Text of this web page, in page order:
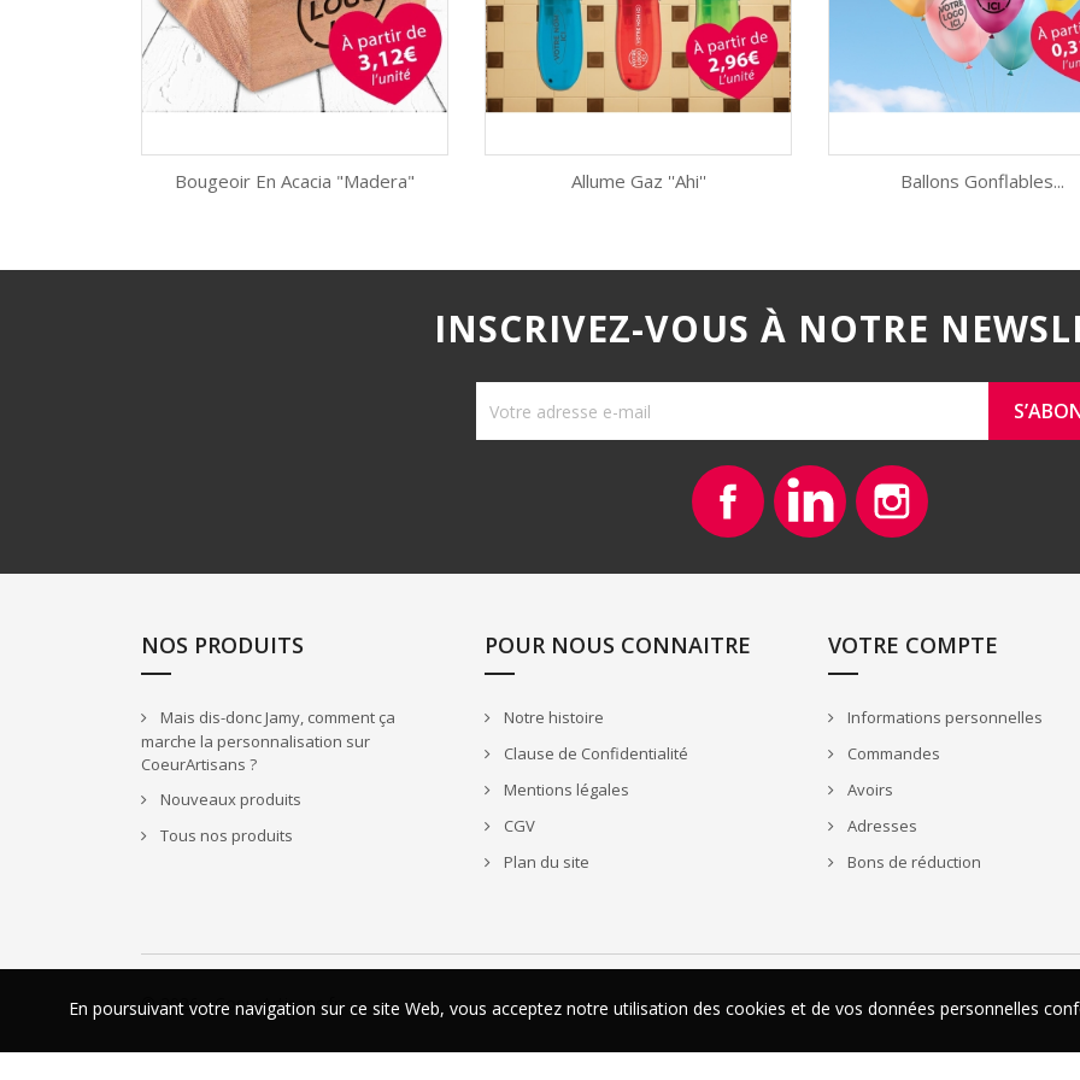
En poursuivant votre navigation sur ce site Web, vous acceptez notre utilisation des cookies et de vos données personnelles
Bougeoir En Acacia "Madera" Aperçu rapide
Allume Gaz ''Ahi'' Aperçu rapide
Ballons Gonflables...
INSCRIVEZ-VOUS À NOTRE
Facebook Vimeo
NOS PRODUITS
Mais dis-donc Jamy, comment ça
marche la personnalisation sur
CoeurArtisans ?
Nouveaux produits
Tous nos produits
POUR NOUS CONNAITRE
Notre histoire
Clause de Confidentialité
Mentions légales
CGV
Plan du site
VOTRE COMPTE
Informations personnelles
Commandes
Avoirs
Adresses
Bons de réduction
En poursuivant votre navigation sur ce site Web, vous acceptez notre utilisation des cookies et de vos données personnelles
© 2026 - CoeurArtisans.fr